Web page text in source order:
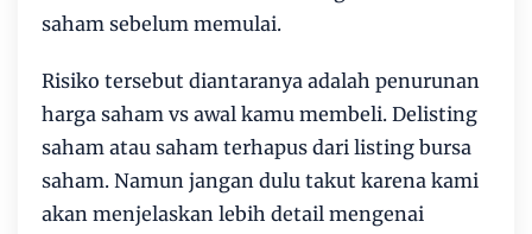
saham sebelum memulai.
Risiko tersebut diantaranya adalah penurunan
harga saham vs awal kamu membeli. Delisting
saham atau saham terhapus dari listing bursa
saham. Namun jangan dulu takut karena kami
akan menjelaskan lebih detail mengenai